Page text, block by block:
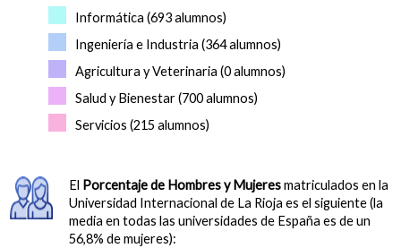
Informática (693 alumnos)
Ingeniería e Industria (364 alumnos)
Agricultura y Veterinaria (0 alumnos)
Salud y Bienestar (700 alumnos)
Servicios (215 alumnos)
El Porcentaje de Hombres y Mujeresmatriculados en la
Universidad Internacional de La Rioja es el siguiente (la
media en todas las universidades de España es de un
56,8% de mujeres):